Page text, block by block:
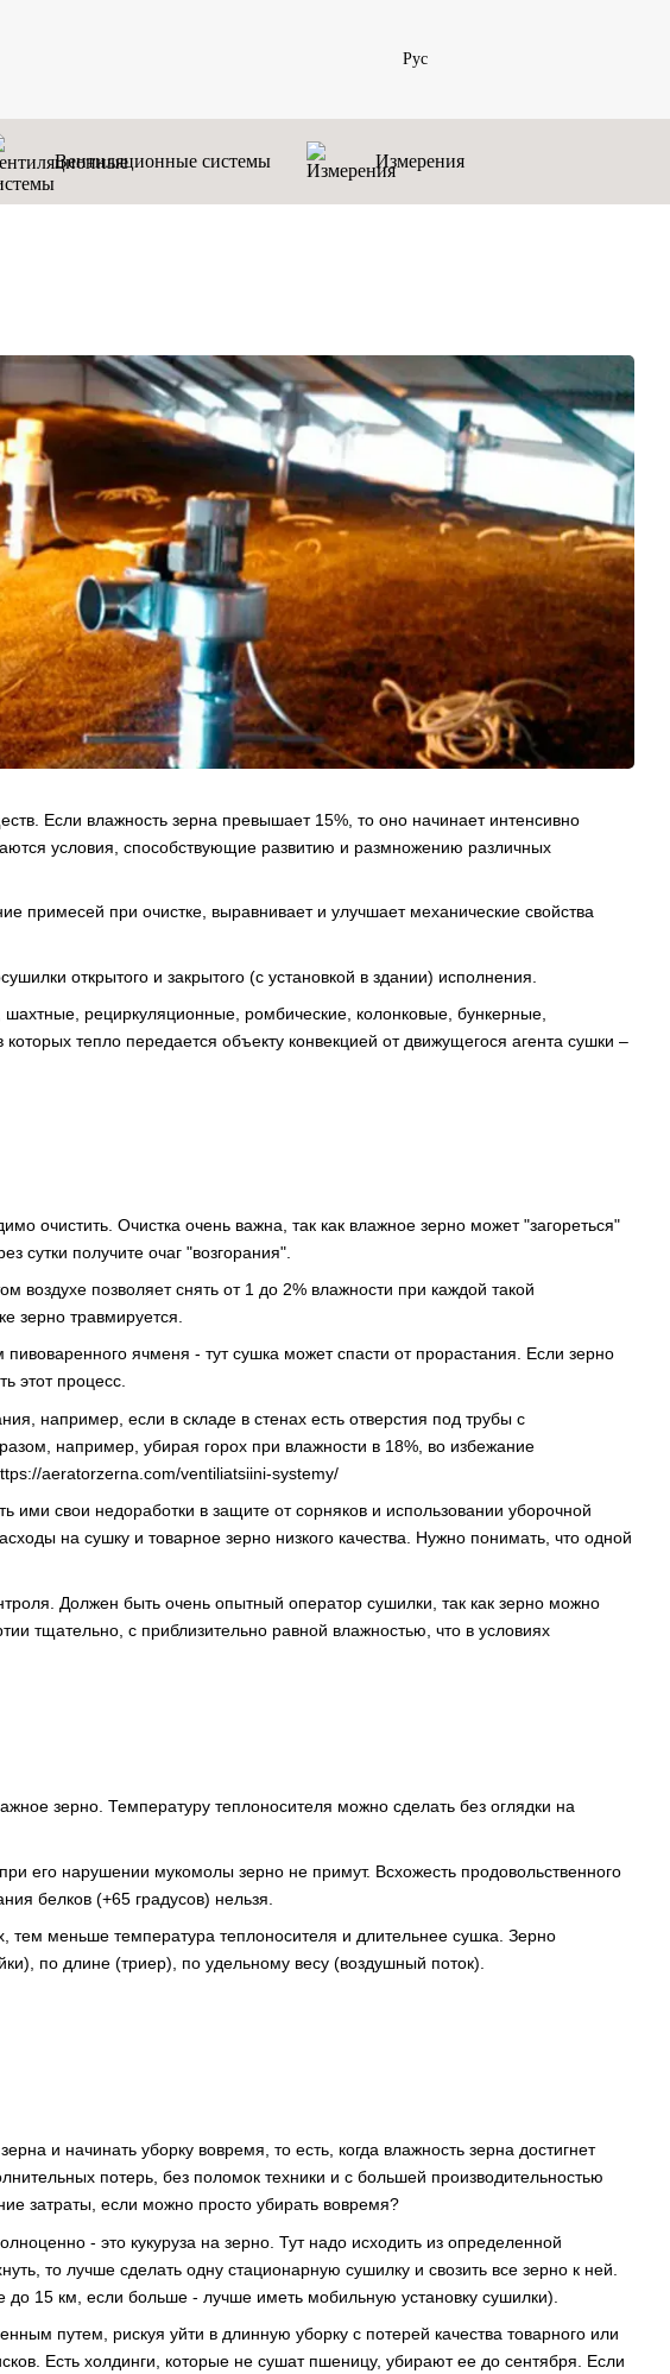
Рус
Вентиляционные системы Измерения
Если влажность зерна превышает 15%, то оно начинает интенсивно
условия, способствующие развитию и размножению различных
примесей при очистке, выравнивает и улучшает механические свойства
открытого и закрытого (с установкой в здании) исполнения.
рециркуляционные, ромбические, колонковые, бункерные,
тепло передается объекту конвекцией от движущегося агента сушки –
очистить. Очистка очень важна, так как влажное зерно может "загореться"
сутки получите очаг "возгорания".
воздухе позволяет снять от 1 до 2% влажности при каждой такой
зерно травмируется.
ячменя - тут сушка может спасти от прорастания. Если зерно
этот процесс.
например, если в складе в стенах есть отверстия под трубы с
например, убирая горох при влажности в 18%, во избежание
aeratorzerna.com/ventiliatsiini-systemy/
свои недоработки в защите от сорняков и использовании уборочной
на сушку и товарное зерно низкого качества. Нужно понимать, что одной
Должен быть очень опытный оператор сушилки, так как зерно можно
тщательно, с приблизительно равной влажностью, что в условиях
зерно. Температуру теплоносителя можно сделать без оглядки на
его нарушении мукомолы зерно не примут. Всхожесть продовольственного
белков (+65 градусов) нельзя.
тем меньше температура теплоносителя и длительнее сушка. Зерно
по длине (триер), по удельному весу (воздушный поток).
и начинать уборку вовремя, то есть, когда влажность зерна достигнет
потерь, без поломок техники и с большей производительностью
затраты, если можно просто убирать вовремя?
- это кукуруза на зерно. Тут надо исходить из определенной
то лучше сделать одну стационарную сушилку и свозить все зерно к ней.
15 км, если больше - лучше иметь мобильную установку сушилки).
путем, рискуя уйти в длинную уборку с потерей качества товарного или
Есть холдинги, которые не сушат пшеницу, убирают ее до сентября. Если